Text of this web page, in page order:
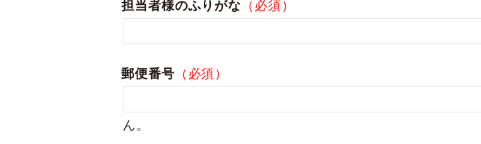
担当者様のふりがな （必須）
郵便番号 （必須）
ん。